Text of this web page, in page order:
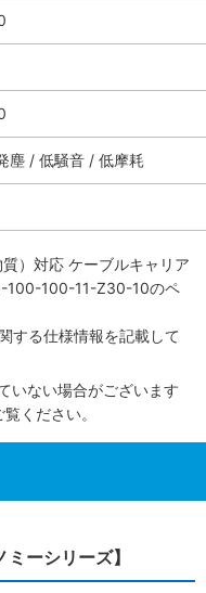
塵 / 低騒音 / 低摩耗
）対応 ケーブルキャリア
100-100-11-Z30-10のペ
る仕様情報を記載して
いない場合がございます
覧ください。
ーシリーズ】